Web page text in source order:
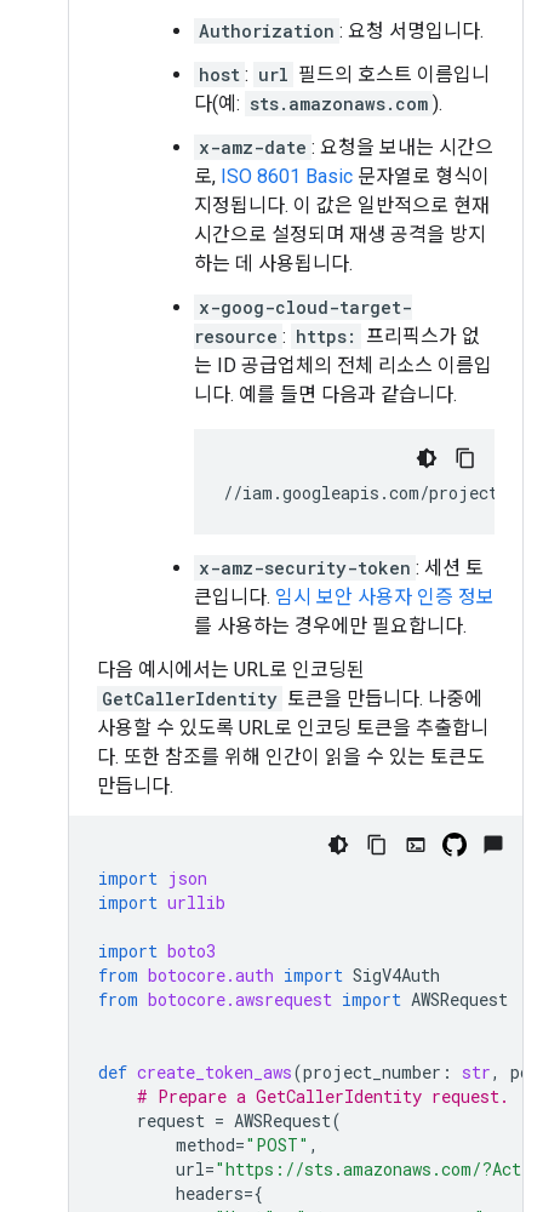
Authorization : 요청 서명입니다.
host : url 필드의 호스트 이름입니
다(예: sts.amazonaws.com ).
x-amz-date : 요청을 보내는 시간으
로, ISO 8601 Basic 문자열로 형식이
지정됩니다. 이 값은 일반적으로 현재
시간으로 설정되며 재생 공격을 방지
하는 데 사용됩니다.
x-goog-cloud-target-
resource : https: 프리픽스가 없
는 ID 공급업체의 전체 리소스 이름입
니다. 예를 들면 다음과 같습니다.
//iam.googleapis.com/projects/
x-amz-security-token : 세션 토
큰입니다. 임시 보안 사용자 인증 정보
를 사용하는 경우에만 필요합니다.
다음 예시에서는 URL로 인코딩된
GetCallerIdentity 토큰을 만듭니다. 나중에
사용할 수 있도록 URL로 인코딩 토큰을 추출합니
다. 또한 참조를 위해 인간이 읽을 수 있는 토큰도
만듭니다.
import json
import urllib
import boto3
from botocore.auth import SigV4Auth
from botocore.awsrequest import AWSRequest
def create_token_aws(project_number : str,
# Prepare a GetCallerIdentity request.
request = AWSRequest(
method="POST" ,
url="https://sts.amazonaws.com/
headers={